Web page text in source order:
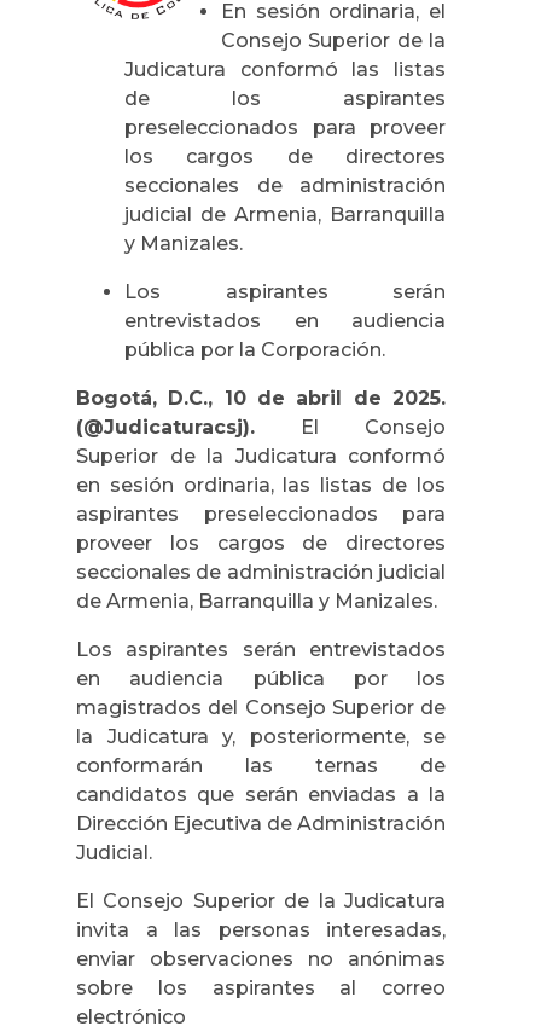
En sesión ordinaria, el
Consejo Superior de la
Judicatura conformó las listas
de los aspirantes
preseleccionados para proveer
los cargos de directores
seccionales de administración
judicial de Armenia, Barranquilla
y Manizales.
Los aspirantes serán
entrevistados en audiencia
pública por la Corporación.
Bogotá, D.C., 10 de abril de 2025.
(@Judicaturacsj). El Consejo
Superior de la Judicatura conformó
en sesión ordinaria, las listas de los
aspirantes preseleccionados para
proveer los cargos de directores
seccionales de administración judicial
de Armenia, Barranquilla y Manizales.
Los aspirantes serán entrevistados
en audiencia pública por los
magistrados del Consejo Superior de
la Judicatura y, posteriormente, se
conformarán las ternas de
candidatos que serán enviadas a la
Dirección Ejecutiva de Administración
Judicial.
El Consejo Superior de la Judicatura
invita a las personas interesadas,
enviar observaciones no anónimas
sobre los aspirantes al correo
electrónico